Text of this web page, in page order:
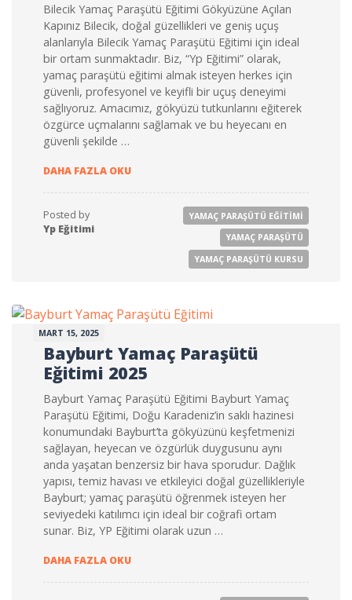
Bilecik Yamaç Paraşütü Eğitimi Gökyüzüne Açılan
Kapınız Bilecik, doğal güzellikleri ve geniş uçuş
alanlarıyla Bilecik Yamaç Paraşütü Eğitimi için ideal
bir ortam sunmaktadır. Biz, “Yp Eğitimi” olarak,
yamaç paraşütü eğitimi almak isteyen herkes için
güvenli, profesyonel ve keyifli bir uçuş deneyimi
sağlıyoruz. Amacımız, gökyüzü tutkunlarını eğiterek
özgürce uçmalarını sağlamak ve bu heyecanı en
güvenli şekilde …
DAHA FAZLA OKUBILECIK YAMAÇ PARAŞÜTÜ EĞITIMI 2025
Posted by
Yp Eğitimi
YAMAÇ PARAŞÜTÜ EĞITIMI
YAMAÇ PARAŞÜTÜ
YAMAÇ PARAŞÜTÜ KURSU
MART 15, 2025
Bayburt Yamaç Paraşütü
Eğitimi 2025
Bayburt Yamaç Paraşütü Eğitimi Bayburt Yamaç
Paraşütü Eğitimi, Doğu Karadeniz’in saklı hazinesi
konumundaki Bayburt’ta gökyüzünü keşfetmenizi
sağlayan, heyecan ve özgürlük duygusunu aynı
anda yaşatan benzersiz bir hava sporudur. Dağlık
yapısı, temiz havası ve etkileyici doğal güzellikleriyle
Bayburt; yamaç paraşütü öğrenmek isteyen her
seviyedeki katılımcı için ideal bir coğrafi ortam
sunar. Biz, YP Eğitimi olarak uzun …
DAHA FAZLA OKUBAYBURT YAMAÇ PARAŞÜTÜ EĞITIMI 2025